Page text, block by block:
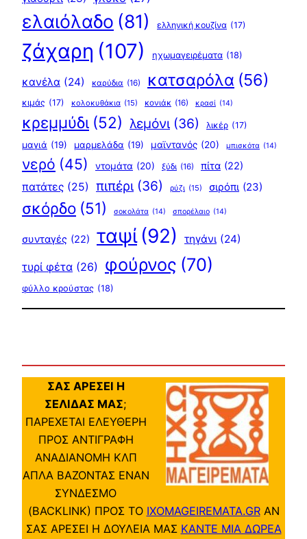
ελαιόλαδο (81) ελληνική κουζίνα (17)
ζάχαρη (107) ηχωμαγειρέματα (18)
κανέλα (24) καρύδια (16) κατσαρόλα (56)
κιμάς (17) κολοκυθάκια (15) κονιάκ (16) κρασί (14)
κρεμμύδι (52) λεμόνι (36) λικέρ (17)
μαγιά (19) μαρμελάδα (19) μαϊντανός (20) μπισκότα (14)
νερό (45) ντομάτα (20) ξύδι (16) πίτα (22)
πατάτες (25) πιπέρι (36) ρύζι (15) σιρόπι (23)
σκόρδο (51) σοκολάτα (14) σπορέλαιο (14)
συνταγές (22) ταψί (92) τηγάνι (24)
τυρί φέτα (26) φούρνος (70)
φύλλο κρούστας (18)
ΣΑΣ ΑΡΕΣΕΙ Η
ΣΕΛΙΔΑΣ ΜΑΣ;
ΠΑΡΕΧΕΤΑΙ ΕΛΕΥΘΕΡΗ
ΠΡΟΣ ΑΝΤΙΓΡΑΦΗ
ΑΝΑΔΙΑΝΟΜΗ ΚΛΠ
ΑΠΛΑ ΒΑΖΟΝΤΑΣ ΕΝΑΝ
ΣΥΝΔΕΣΜΟ
(BACKLINK) ΠΡΟΣ ΤΟ IXOMAGEIREMATA.GRΑΝ
ΣΑΣ ΑΡΕΣΕΙ Η ΔΟΥΛΕΙΑ ΜΑΣ ΚΑΝΤΕ ΜΙΑ ΔΩΡΕΑ